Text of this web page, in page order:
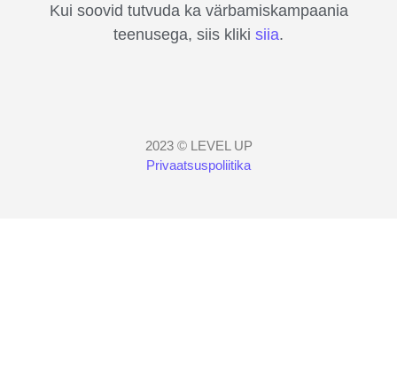
Kui soovid tutvuda ka värbamiskampaania
teenusega, siis kliki siia.
2023 © LEVEL UP
Privaatsuspoliitika